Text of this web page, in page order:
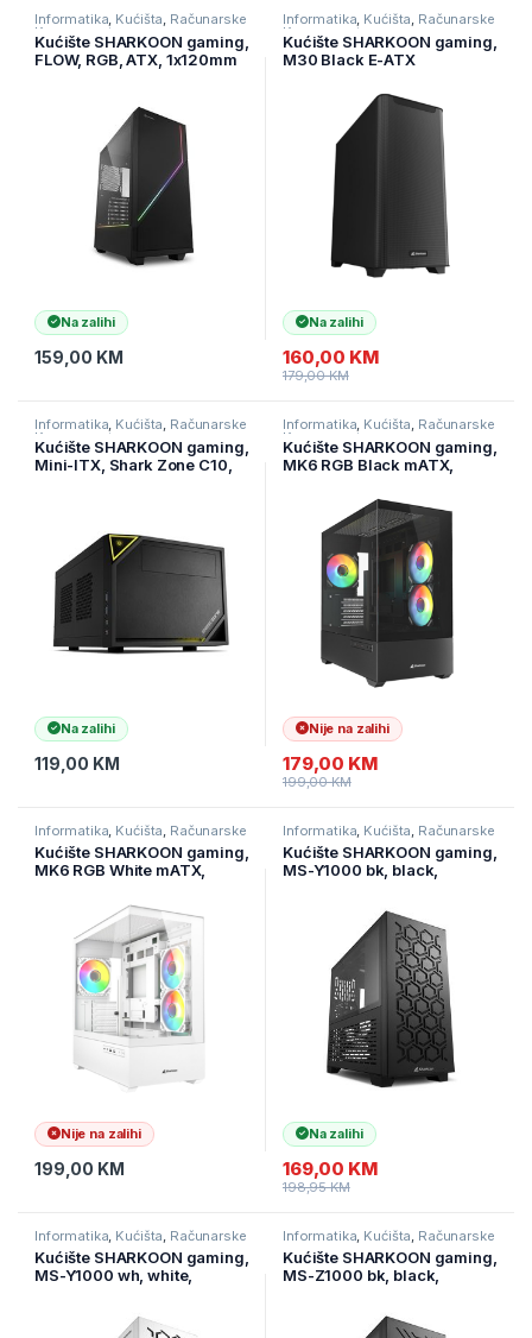
Informatika, Kućišta, Računarske
Komponente
Kućište SHARKOON gaming,
FLOW, RGB, ATX, 1x120mm
Na zalihi
159,00 KM
Informatika, Kućišta, Računarske
Komponente
Kućište SHARKOON gaming,
M30 Black E-ATX
Na zalihi
160,00 KM
179,00KM
Informatika, Kućišta, Računarske
Komponente
Kućište SHARKOON gaming,
Mini-ITX, Shark Zone C10,
Na zalihi
119,00 KM
Informatika, Kućišta, Računarske
Komponente
Kućište SHARKOON gaming,
MK6 RGB Black mATX,
Nije na zalihi
179,00 KM
199,00KM
Informatika Kućišta Računarske
Komponente
Kućište SHARKOON gaming,
MK6 RGB White mATX,
Nije na zalihi
199,00 KM
Informatika Kućišta Računarske
Komponente
Kućište SHARKOON gaming,
MS-Y1000 bk, black,
3x120mm PWM, Micro-ATX
Na zalihi
169,00 KM
198,95KM
Informatika Kućišta Računarske
Komponente
Kućište SHARKOON gaming,
MS-Y1000 wh, white,
Informatika Kućišta Računarske
Komponente
Kućište SHARKOON gaming,
MS-Z1000 bk, black,
3x120mm PWM, Micro-ATX